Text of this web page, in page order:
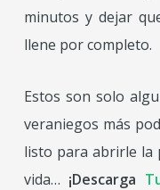
minutos y dejar
llene por completo.
Estos son solo
veraniegos más
listo para abrirle la
vida… ¡Descarga